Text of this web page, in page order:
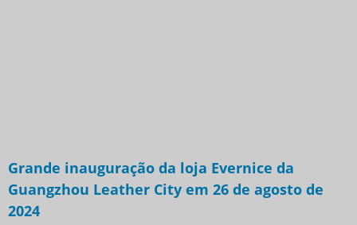
Grande inauguração da loja Evernice da
Guangzhou Leather City em 26 de agosto de
2024